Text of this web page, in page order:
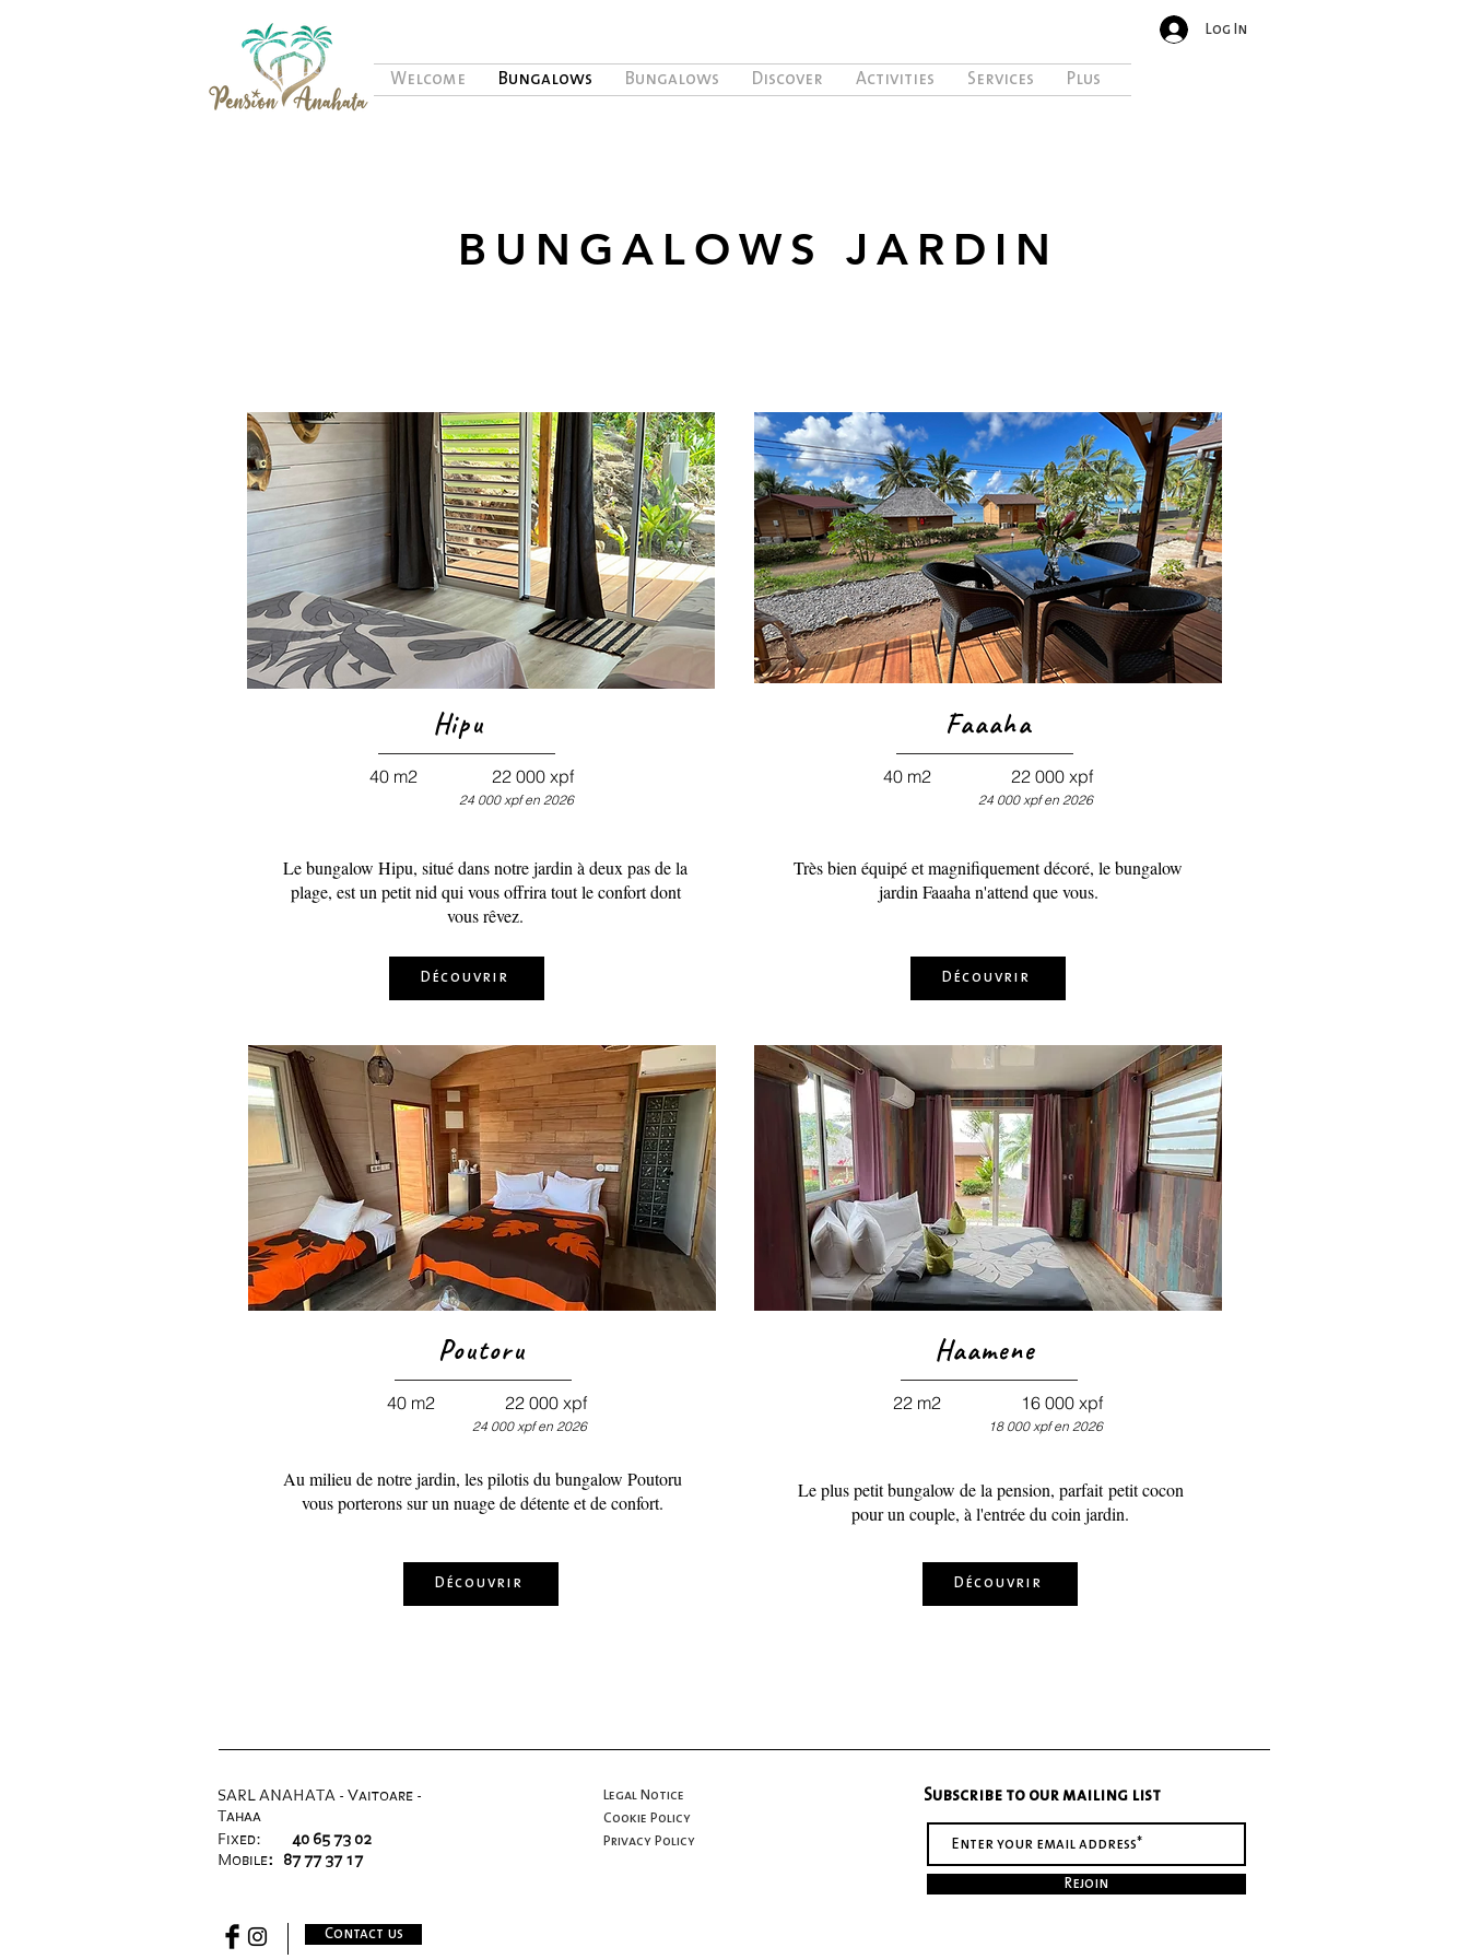
Log In
Welcome Bungalows Bungalows Discover Activities Services Plus
BUNGALOWS JARDIN
40 m2 22 000 xpf
24 000xpf en 2026
Découvrir
Hipu
Le bungalow Hipu, situé dans notre jardin à deux pas de la
plage, est un petit nid qui vous offrira tout le confort dont
vous rêvez.
Poutoru
Au milieu de notre jardin, les pilotis du bungalow Poutoru
vous porterons sur un nuage de détente et de confort.
40 m2
Découvrir
22 000 xpf
24 000xpf en 2026
Faaaha
Très bien équipé et magnifiquement décoré, le bungalow
jardin Faaaha n'attend que vous.
40 m2
Découvrir
22 000 xpf
24 000xpf en 2026
Haamene
Le plus petit bungalow de la pension, parfaitpetit cocon
pour un couple, à l'entrée du coin jardin.
22 m2 16 000 xpf
18 000xpf en 2026
Découvrir
SARL ANAHATA - Vaitoare -
Tahaa
Fixed:
40 65 73 02
Mobile: 87 77 37 17
Contact us
Legal Notice
Cookie Policy
Privacy Policy
Subscribe to our mailing list
Rejoin